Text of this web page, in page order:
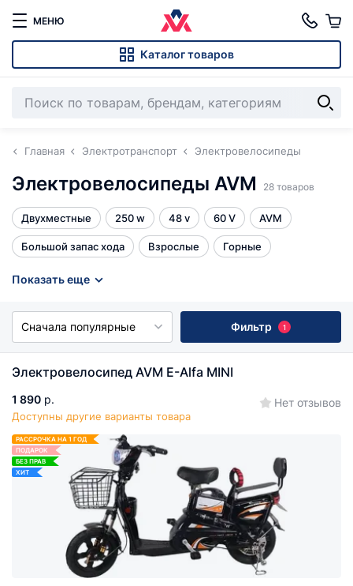
МЕНЮ
Каталог товаров
Главная Электротранспорт Электровелосипеды
Электровелосипеды AVM 28 товаров
Двухместные 250 w 48 v 60 V AVM
Большой запас хода Взрослые Горные
Для пожилых
Права не нужны Складные Трехколесные
Показать еще
Сначала популярные Фильтр 1
Электровелосипед AVM E-Alfa MINI
1 890 р.
Доступны другие варианты товара
Нет отзывов
РАССРОЧКА НА 1 ГОД
ПОДАРОК
БЕЗ ПРАВ
ХИТ